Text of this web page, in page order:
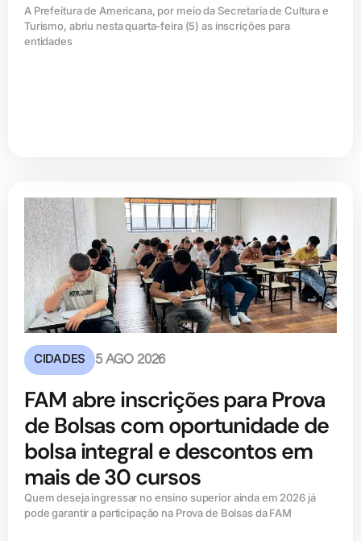
A Prefeitura de Americana, por meio da Secretaria de Cultura e
Turismo, abriu nesta quarta-feira (5) as inscrições para
entidades
CIDADES 5 AGO 2026
FAM abre inscrições para Prova
de Bolsas com oportunidade de
bolsa integral e descontos em
mais de 30 cursos
Quem deseja ingressar no ensino superior ainda em 2026 já
pode garantir a participação na Prova de Bolsas da FAM